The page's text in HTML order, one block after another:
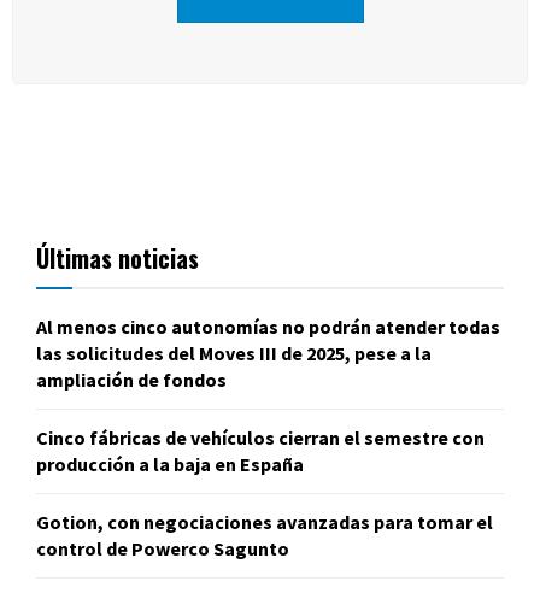
Últimas noticias
Al menos cinco autonomías no podrán atender todas
las solicitudes del Moves III de 2025, pese a la
ampliación de fondos
Cinco fábricas de vehículos cierran el semestre con
producción a la baja en España
Gotion, con negociaciones avanzadas para tomar el
control de Powerco Sagunto